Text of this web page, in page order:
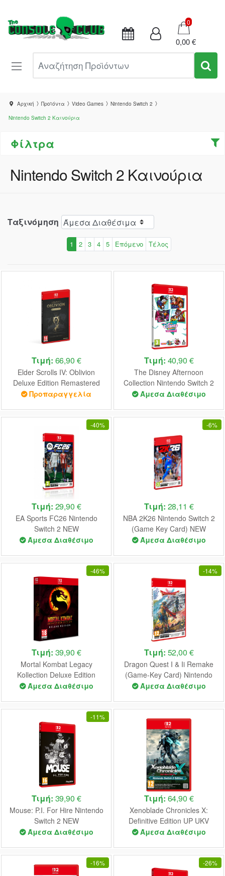
Καλάθι
0
0,00 €
Αρχική Προϊόντα Video Games
Nintendo Switch 2
Nintendo Switch 2 Καινούρια
Φίλτρα
Nintendo Switch 2 Καινούρια
Ταξινόμηση
1 2 3 4 5 Επόμενο Τέλος
Τιμή: 66,90 €
Elder Scrolls IV: Oblivion
Deluxe Edition Remastered
Nintendo Switch 2 NEW
Προπαραγγελία
Τιμή: 40,90 €
The Disney Afternoon
Collection Nintendo Switch 2
NEW
Άμεσα Διαθέσιμο
-40%
Τιμή: 29,90 €
EA Sports FC26 Nintendo
Switch 2 NEW
Άμεσα Διαθέσιμο
-6%
Τιμή: 28,11 €
NBA 2K26 Nintendo Switch 2
(Game Key Card) NEW
Άμεσα Διαθέσιμο
-46%
Τιμή: 39,90 €
Mortal Kombat Legacy
Kollection Deluxe Edition
Nintendo Switch 2 NEW
Άμεσα Διαθέσιμο
-14%
Τιμή: 52,00 €
Dragon Quest I & Ii Remake
(Game-Key Card) Nintendo
Switch 2 NEW
Άμεσα Διαθέσιμο
-11%
Τιμή: 39,90 €
Mouse: P.I. For Hire Nintendo
Switch 2 NEW
Άμεσα Διαθέσιμο
Τιμή: 64,90 €
Xenoblade Chronicles X:
Definitive Edition UP UKV
Nintendo Switch 2 NEW
Άμεσα Διαθέσιμο
-16% -26%